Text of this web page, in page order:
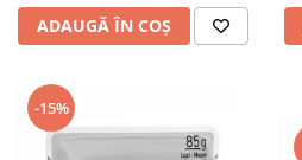
ADAUGĂ ÎN COȘ
-15%